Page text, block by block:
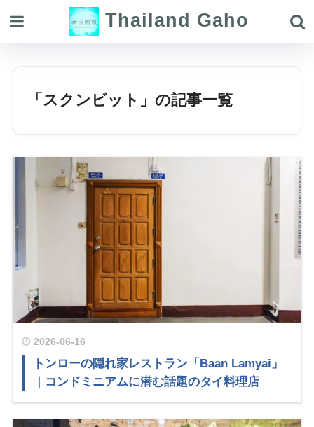
Thailand Gaho
「スクンビット」の記事一覧
2026-06-16
トンローの隠れ家レストラン「Baan Lamyai」
｜コンドミニアムに潜む話題のタイ料理店